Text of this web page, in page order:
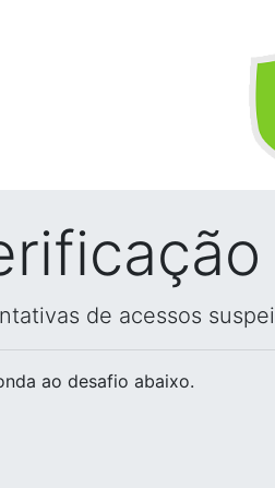
de acessos
ao desafio abaixo.